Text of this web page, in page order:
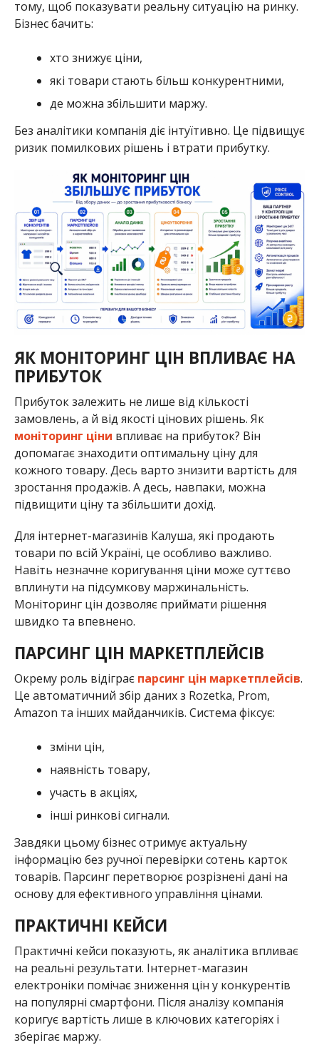
тому, щоб показувати реальну ситуацію на ринку.
Бізнес бачить:
хто знижує ціни,
які товари стають більш конкурентними,
де можна збільшити маржу.
Без аналітики компанія діє інтуїтивно. Це підвищує
ризик помилкових рішень і втрати прибутку.
ЯК МОНІТОРИНГ ЦІН ВПЛИВАЄ НА
ПРИБУТОК
Прибуток залежить не лише від кількості
замовлень, а й від якості цінових рішень. Як
моніторинг ціни впливає на прибуток? Він
допомагає знаходити оптимальну ціну для
кожного товару. Десь варто знизити вартість для
зростання продажів. А десь, навпаки, можна
підвищити ціну та збільшити дохід.
Для інтернет-магазинів Калуша, які продають
товари по всій Україні, це особливо важливо.
Навіть незначне коригування ціни може суттєво
вплинути на підсумкову маржинальність.
Моніторинг цін дозволяє приймати рішення
швидко та впевнено.
ПАРСИНГ ЦІН МАРКЕТПЛЕЙСІВ
Окрему роль відіграє парсинг цін маркетплейсів.
Це автоматичний збір даних з Rozetka, Prom,
Amazon та інших майданчиків. Система фіксує:
зміни цін,
наявність товару,
участь в акціях,
інші ринкові сигнали.
Завдяки цьому бізнес отримує актуальну
інформацію без ручної перевірки сотень карток
товарів. Парсинг перетворює розрізнені дані на
основу для ефективного управління цінами.
ПРАКТИЧНІ КЕЙСИ
Практичні кейси показують, як аналітика впливає
на реальні результати. Інтернет-магазин
електроніки помічає зниження цін у конкурентів
на популярні смартфони. Після аналізу компанія
коригує вартість лише в ключових категоріях і
зберігає маржу.